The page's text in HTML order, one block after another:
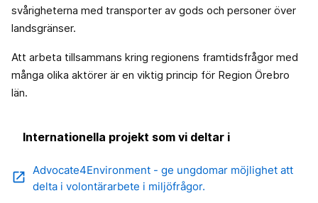
svårigheterna med transporter av gods och personer över
landsgränser.
Att arbeta tillsammans kring regionens framtidsfrågor med
många olika aktörer är en viktig princip för Region Örebro
län.
Internationella projekt som vi deltar i
open_in_new Advocate4Environment - ge ungdomar möjlighet att
delta i volontärarbete i miljöfrågor.